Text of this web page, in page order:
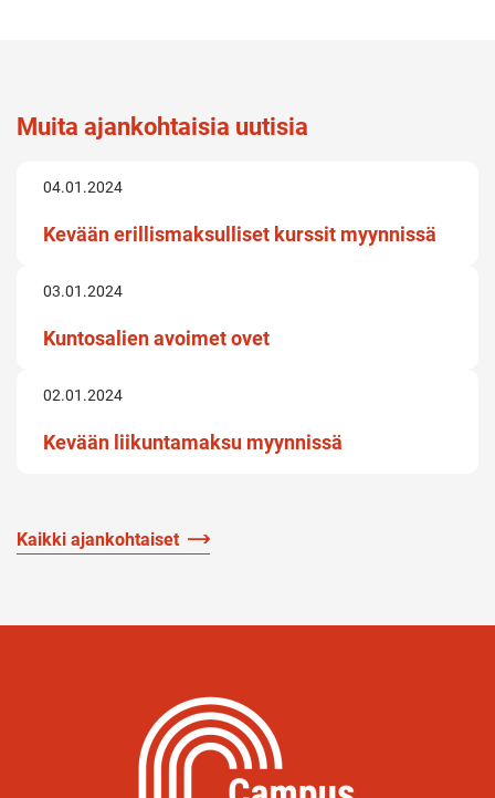
Muita ajankohtaisia uutisia
04.01.2024
Kevään erillismaksulliset kurssit myynnissä
03.01.2024
Kuntosalien avoimet ovet
02.01.2024
Kevään liikuntamaksu myynnissä
Kaikki ajankohtaiset